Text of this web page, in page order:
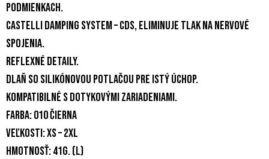
podmienkach.
Castelli Damping System – CDS, eliminuje tlak na nervové
spojenia.
Reflexné detaily.
Dlaň so silikónovou potlačou pre istý úchop.
Kompatibilné s dotykovými zariadeniami.
Farba: 010 čierna
Veľkosti: XS – 2XL
Hmotnosť: 41g. (L)